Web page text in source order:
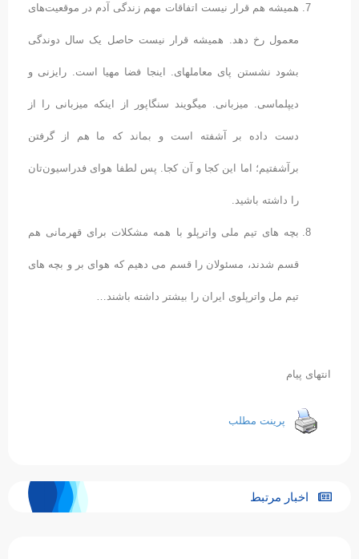
همیشه هم قرار نیست اتفاقات مهم زندگی آدم در موقعیت‌های
معمول رخ دهد. همیشه قرار نیست حاصل یک سال دوندگی
بشود نشستن پای معامله‎ای. اینجا فضا مهیا است. رایزنی و
دیپلماسی. میزبانی. می‎گویند سنگاپور از اینکه میزبانی را از
دست داده بر آشفته است و بماند که ما هم از گرفتن
برآشفتیم؛ اما این کجا و آن کجا. پس لطفا هوای فدراسیون‌تان
را داشته باشید.
بچه های تیم ملی واترپلو با همه مشکلات برای قهرمانی هم
قسم شدند، مسئولان را قسم می دهیم که هوای بر و بچه های
تیم مل واترپلوی ایران را بیشتر داشته باشند…
انتهای پیام
پرینت مطلب
اخبار مرتبط